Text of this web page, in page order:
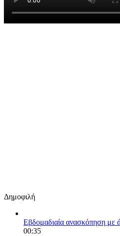
Δημοφιλή
Εβδομαδιαία ανασκόπηση με
00:35